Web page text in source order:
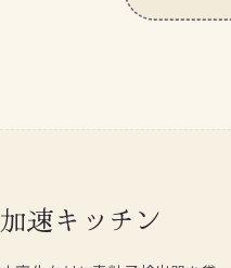
加速キッチン